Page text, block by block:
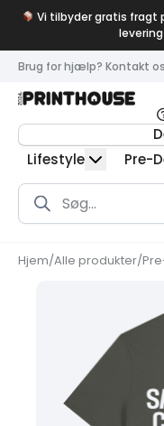
Vi tilbyder gratis fragt
Brug for hjælp? Kontakt os
Lifestyle
Pre-
Products
search
Hjem/Alle produkter/